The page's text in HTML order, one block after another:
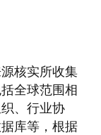
核实所收集
全球范围相
、行业协
库等，根据